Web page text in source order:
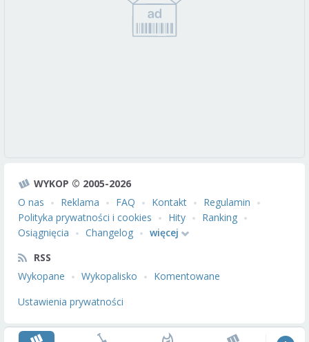
WYKOP © 2005-2026
O nas
Reklama FAQ Kontakt
Regulamin
Polityka prywatności i cookies
Hity
Ranking
Osiągnięcia
Changelog
więcej
RSS
Wykopane
Wykopalisko
Komentowane
Ustawienia prywatności